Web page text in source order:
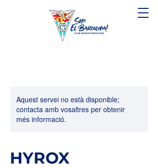
Aquest servei no està disponible;
contacta amb vosaltres per obtenir
més informació.
HYROX